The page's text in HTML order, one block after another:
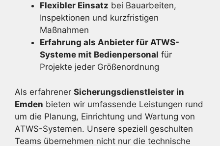
Flexibler Einsatz bei Bauarbeiten,
Inspektionen und kurzfristigen
Maßnahmen
Erfahrung als Anbieter für ATWS-
Systeme mit Bedienpersonal für
Projekte jeder Größenordnung
Als erfahrener Sicherungsdienstleister in
Emden bieten wir umfassende Leistungen rund
um die Planung, Einrichtung und Wartung von
ATWS-Systemen. Unsere speziell geschulten
Teams übernehmen nicht nur die technische